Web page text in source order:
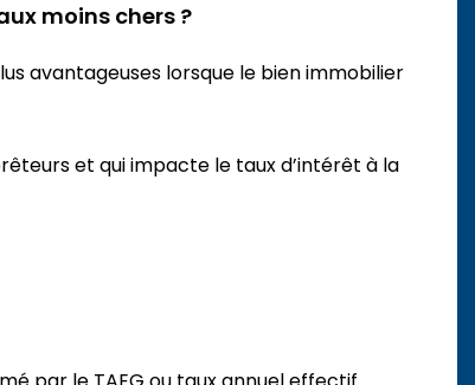
moins chers ?
avantageuses lorsque le bien immobilier
et qui impacte le taux d’intérêt à la